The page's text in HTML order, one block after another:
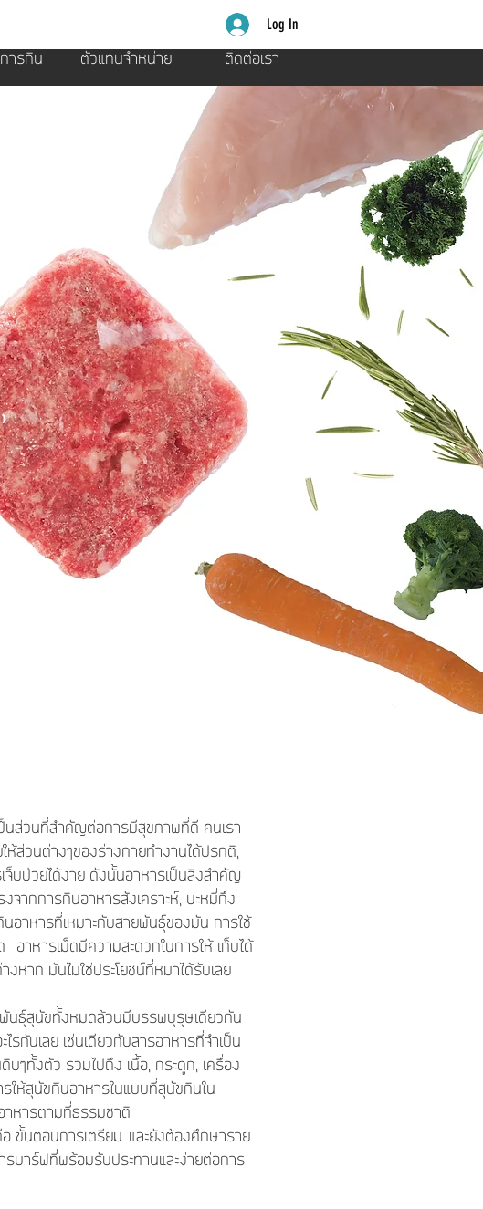
Log In
ารกิน ติดต่อเรา
ตัวแทนจำหน่าย
ป็นส่วนที่สำคัญต่อการมีสุขภาพที่ดี คนเรา
ห้ส่วนต่างๆของร่างกายทำงานได้ปรกติ,
เจ็บป่วยได้ง่าย ดังนั้นอาหารเป็นสิ่งสำคัญ
ากการกินอาหารสังเคราะห์, บะหมี่กึ่ง
นอาหารที่เหมาะกับสายพันธุ์ของมัน การใช้
อาหารเม็ดมีความสะดวกในการให้ เก็บได้
งหาก มันไม่ใช่ประโยชน์ที่หมาได้รับเลย
พันธุ์สุนัขทั้งหมดล้วนมีบรรพบุรุษเดียวกัน
กันเลย เช่นเดียวกับสารอาหารที่จำเป็น
ๆทั้งตัว รวมไปถึง เนื้อ, กระดูก, เครื่อง
ให้สุนัขกินอาหารในแบบที่สุนัขกินใน
าหารตามที่ธรรมชาติ
ขั้นตอนการเตรียม และยังต้องศึกษาราย
รบาร์ฟที่พร้อมรับประทานและง่ายต่อการ